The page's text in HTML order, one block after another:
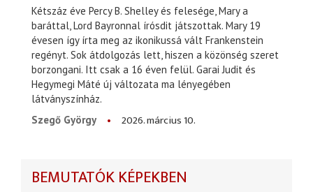
Kétszáz éve Percy B. Shelley és felesége, Mary a
baráttal, Lord Bayronnal írósdit játszottak. Mary 19
évesen így írta meg az ikonikussá vált Frankenstein
regényt. Sok átdolgozás lett, hiszen a közönség szeret
borzongani. Itt csak a 16 éven felül. Garai Judit és
Hegymegi Máté új változata ma lényegében
látványszínház.
Szegő György
2026. március 10.
BEMUTATÓK KÉPEKBEN